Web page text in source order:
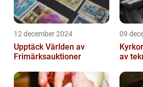
12 december 2024
Upptäck Världen av
Frimärksauktioner
09
av